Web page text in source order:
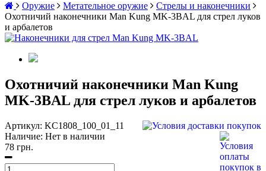
Оружие
Метательное оружие
Стрелы и наконечники
Охотничий наконечники Man Kung MK-3BAL для стрел луков
и арбалетов
Охотничий наконечники Man Kung
MK-3BAL для стрел луков и арбалетов
Артикул: KC1808_100_01_11
Наличие: Нет в наличии
78 грн.